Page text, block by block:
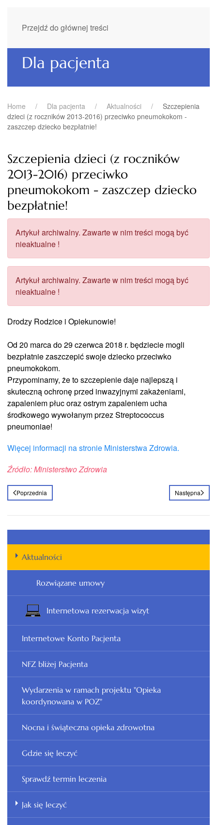
Przejdź do głównej treści
Dla pacjenta
Home Dla pacjenta Aktualności
Szczepienia
dzieci (z roczników 2013-2016) przeciwko pneumokokom -
zaszczep dziecko bezpłatnie!
Szczepienia dzieci (z roczników
2013-2016) przeciwko
pneumokokom - zaszczep dziecko
bezpłatnie!
Artykuł archiwalny. Zawarte w nim treści mogą być
nieaktualne !
Artykuł archiwalny. Zawarte w nim treści mogą być
nieaktualne !
Drodzy Rodzice i Opiekunowie!
Od 20 marca do 29 czerwca 2018 r. będziecie mogli
bezpłatnie zaszczepić swoje dziecko przeciwko
pneumokokom.
Przypominamy, że to szczepienie daje najlepszą i
skuteczną ochronę przed inwazyjnymi zakażeniami,
zapaleniem płuc oraz ostrym zapaleniem ucha
środkowego wywołanym przez Streptococcus
pneumoniae!
Więcej informacji na stronie Ministerstwa Zdrowia.
Źródło: Ministerstwo Zdrowia
Poprzednia Następna
Aktualności
Rozwiązane umowy
Internetowa rezerwacja wizyt
Internetowe Konto Pacjenta
NFZ bliżej Pacjenta
Wydarzenia w ramach projektu "Opieka
koordynowana w POZ"
Nocna i świąteczna opieka zdrowotna
Gdzie się leczyć
Sprawdź termin leczenia
Jak się leczyć